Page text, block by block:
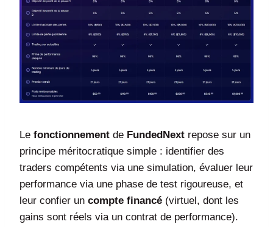
Le fonctionnement de FundedNext repose sur un
principe méritocratique simple : identifier des
traders compétents via une simulation, évaluer leur
performance via une phase de test rigoureuse, et
leur confier un compte financé (virtuel, dont les
gains sont réels via un contrat de performance).